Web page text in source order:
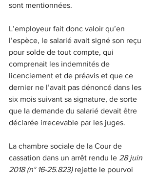
sont mentionnées.
L’employeur fait donc valoir qu’en
l’espèce, le salarié avait signé son reçu
pour solde de tout compte, qui
comprenait les indemnités de
licenciement et de préavis et que ce
dernier ne l’avait pas dénoncé dans les
six mois suivant sa signature, de sorte
que la demande du salarié devait être
déclarée irrecevable par les juges.
La chambre sociale de la Cour de
cassation dans un arrêt rendu le 28 juin
2018 (n° 16-25.823) rejette le pourvoi